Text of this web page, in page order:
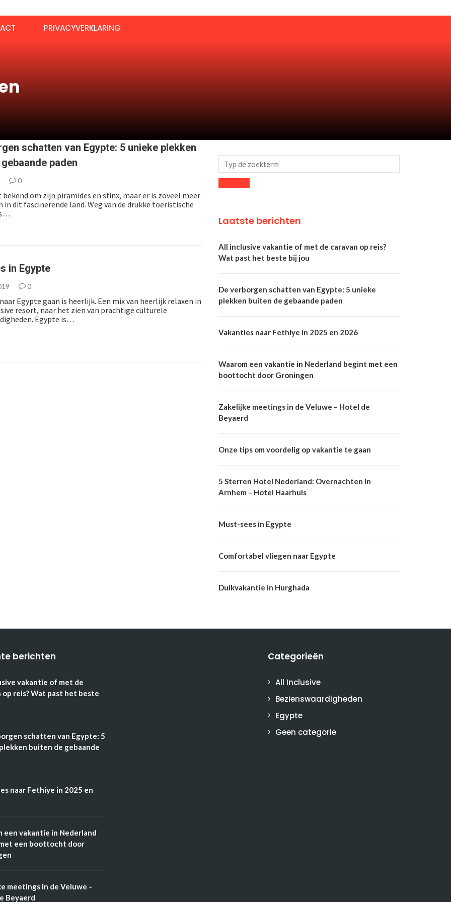
PRIVACYVERKLARING
schatten van Egypte: 5 unieke plekken
paden
0
om zijn piramides en sfinx, maar er is zoveel meer
in dit fascinerende land. Weg van de drukke toeristische
in Egypte
0
Egypte gaan is heerlijk. Een mix van heerlijk relaxen in
resort, naar het zien van prachtige culturele
Egypte is…
Laatste berichten
All inclusive vakantie of met de caravan op reis?
Wat past het beste bij jou
De verborgen schatten van Egypte: 5 unieke
plekken buiten de gebaande paden
Vakanties naar Fethiye in 2025 en 2026
Waarom een vakantie in Nederland begint met een
boottocht door Groningen
Zakelijke meetings in de Veluwe – Hotel de
Beyaerd
Onze tips om voordelig op vakantie te gaan
5 Sterren Hotel Nederland: Overnachten in
Arnhem – Hotel Haarhuis
Must-sees in Egypte
Comfortabel vliegen naar Egypte
Duikvakantie in Hurghada
berichten
vakantie of met de
op reis? Wat past het beste
schatten van Egypte: 5
buiten de gebaande
naar Fethiye in 2025 en
een vakantie in Nederland
een boottocht door
meetings in de Veluwe –
Beyaerd
Categorieën
All Inclusive
Bezienswaardigheden
Egypte
Geen categorie